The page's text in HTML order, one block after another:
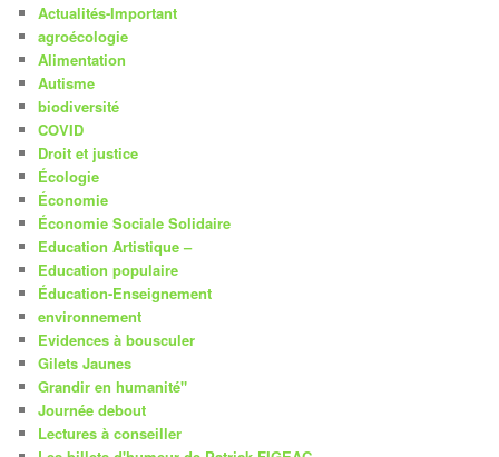
Actualités-Important
agroécologie
Alimentation
Autisme
biodiversité
COVID
Droit et justice
Écologie
Économie
Économie Sociale Solidaire
Education Artistique –
Education populaire
Éducation-Enseignement
environnement
Evidences à bousculer
Gilets Jaunes
Grandir en humanité"
Journée debout
Lectures à conseiller